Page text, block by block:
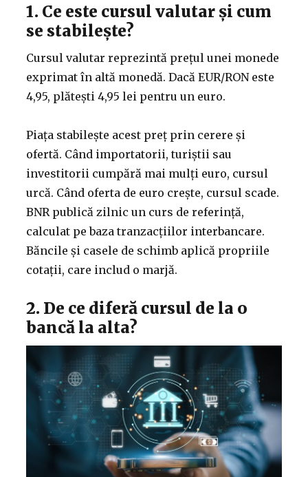
1. Ce este cursul valutar și cum
se stabilește?
Cursul valutar reprezintă prețul unei monede
exprimat în altă monedă. Dacă EUR/RON este
4,95, plătești 4,95 lei pentru un euro.
Piața stabilește acest preț prin cerere și
ofertă. Când importatorii, turiștii sau
investitorii cumpără mai mulți euro, cursul
urcă. Când oferta de euro crește, cursul scade.
BNR publică zilnic un curs de referință,
calculat pe baza tranzacțiilor interbancare.
Băncile și casele de schimb aplică propriile
cotații, care includ o marjă.
2. De ce diferă cursul de la o
bancă la alta?